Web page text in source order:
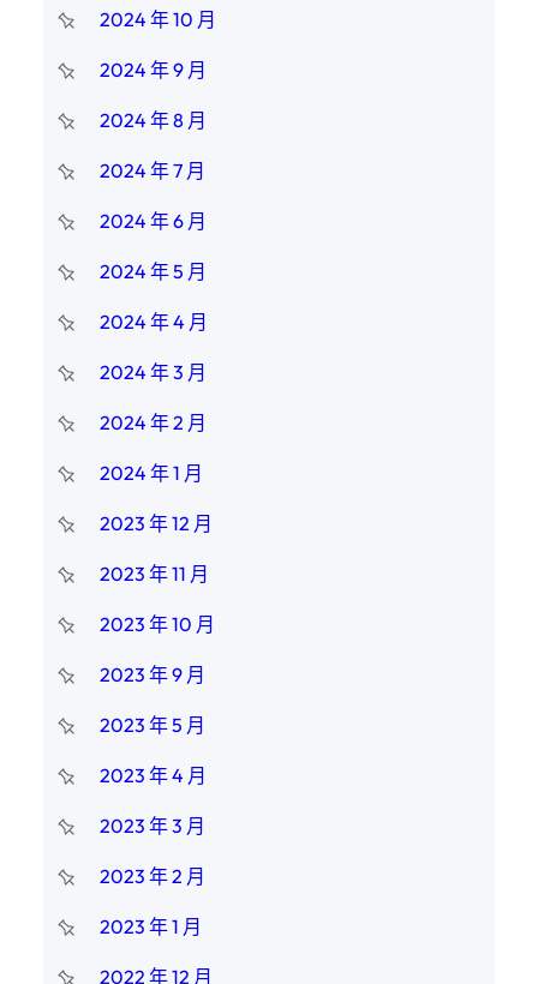
2024 年 10 月
2024 年 9 月
2024 年 8 月
2024 年 7 月
2024 年 6 月
2024 年 5 月
2024 年 4 月
2024 年 3 月
2024 年 2 月
2024 年 1 月
2023 年 12 月
2023 年 11 月
2023 年 10 月
2023 年 9 月
2023 年 5 月
2023 年 4 月
2023 年 3 月
2023 年 2 月
2023 年 1 月
2022 年 12 月